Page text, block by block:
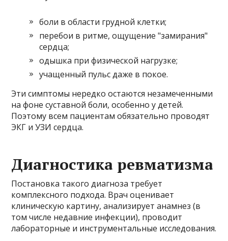
боли в области грудной клетки;
перебои в ритме, ощущение "замирания"
сердца;
одышка при физической нагрузке;
учащенный пульс даже в покое.
Эти симптомы нередко остаются незамеченными
на фоне суставной боли, особенно у детей.
Поэтому всем пациентам обязательно проводят
ЭКГ и УЗИ сердца.
Диагностика ревматизма
Постановка такого диагноза требует
комплексного подхода. Врач оценивает
клиническую картину, анализирует анамнез (в
том числе недавние инфекции), проводит
лабораторные и инструментальные исследования.